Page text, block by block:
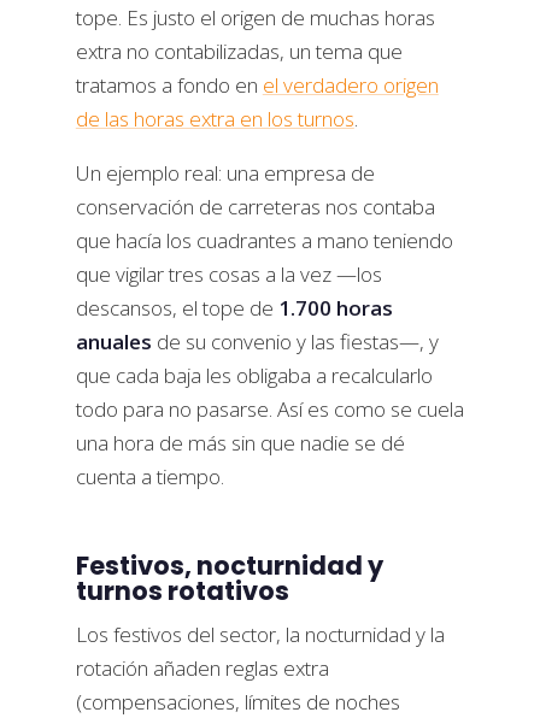
tope. Es justo el origen de muchas horas
extra no contabilizadas, un tema que
tratamos a fondo en el verdadero origen
de las horas extra en los turnos.
Un ejemplo real: una empresa de
conservación de carreteras nos contaba
que hacía los cuadrantes a mano teniendo
que vigilar tres cosas a la vez —los
descansos, el tope de 1.700 horas
anuales de su convenio y las fiestas—, y
que cada baja les obligaba a recalcularlo
todo para no pasarse. Así es como se cuela
una hora de más sin que nadie se dé
cuenta a tiempo.
Festivos, nocturnidad y
turnos rotativos
Los festivos del sector, la nocturnidad y la
rotación añaden reglas extra
(compensaciones, límites de noches